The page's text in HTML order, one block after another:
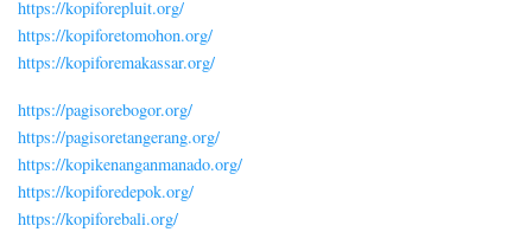
https://kopiforepluit.org/
https://kopiforetomohon.org/
https://kopiforemakassar.org/
https://pagisorebogor.org/
https://pagisoretangerang.org/
https://kopikenanganmanado.org/
https://kopiforedepok.org/
https://kopiforebali.org/